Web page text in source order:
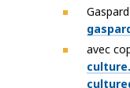
avec